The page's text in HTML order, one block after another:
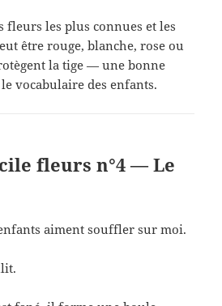
fleurs les plus connues et les
être rouge, blanche, rose ou
la tige — une bonne
vocabulaire des enfants.
fleurs n°4 — Le
aiment souffler sur moi.